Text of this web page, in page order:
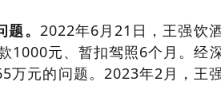
。 2022年6月21日，王强饮
元、暂扣驾照6个月。经
元的问题。2023年2月，王